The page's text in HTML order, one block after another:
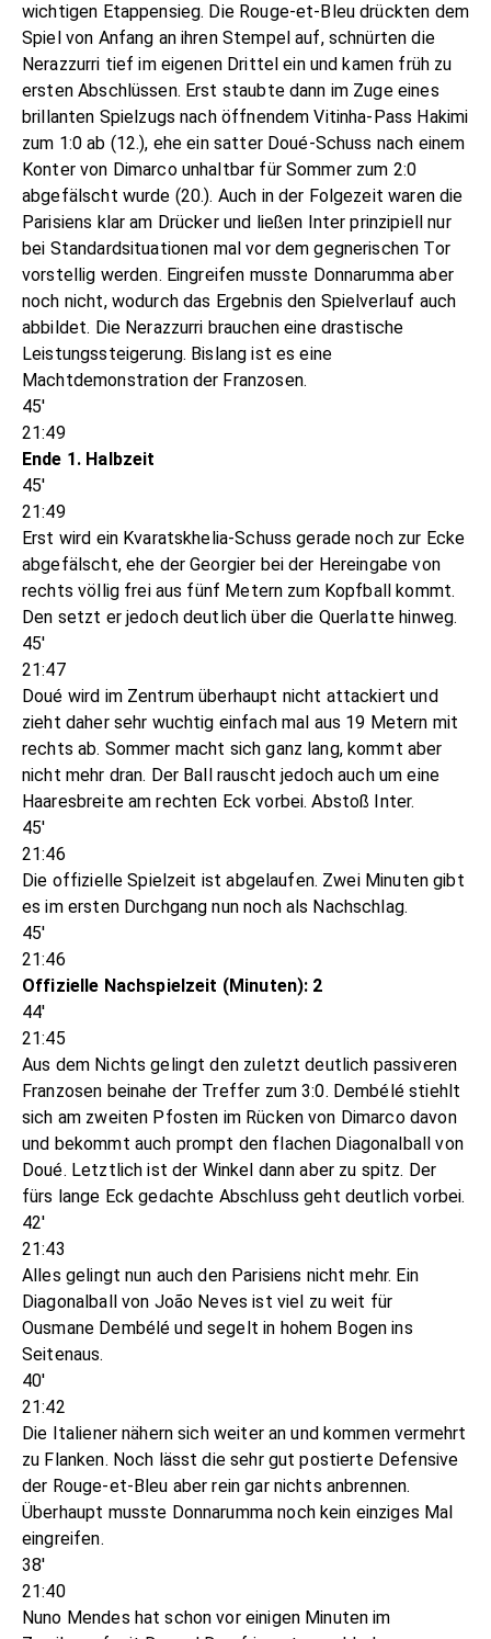
wichtigen Etappensieg. Die Rouge-et-Bleu drückten dem
Spiel von Anfang an ihren Stempel auf, schnürten die
Nerazzurri tief im eigenen Drittel ein und kamen früh zu
ersten Abschlüssen. Erst staubte dann im Zuge eines
brillanten Spielzugs nach öffnendem Vitinha-Pass Hakimi
zum 1:0 ab (12.), ehe ein satter Doué-Schuss nach einem
Konter von Dimarco unhaltbar für Sommer zum 2:0
abgefälscht wurde (20.). Auch in der Folgezeit waren die
Parisiens klar am Drücker und ließen Inter prinzipiell nur
bei Standardsituationen mal vor dem gegnerischen Tor
vorstellig werden. Eingreifen musste Donnarumma aber
noch nicht, wodurch das Ergebnis den Spielverlauf auch
abbildet. Die Nerazzurri brauchen eine drastische
Leistungssteigerung. Bislang ist es eine
Machtdemonstration der Franzosen.
45'
21:49
Ende 1. Halbzeit
45'
21:49
Erst wird ein Kvaratskhelia-Schuss gerade noch zur Ecke
abgefälscht, ehe der Georgier bei der Hereingabe von
rechts völlig frei aus fünf Metern zum Kopfball kommt.
Den setzt er jedoch deutlich über die Querlatte hinweg.
45'
21:47
Doué wird im Zentrum überhaupt nicht attackiert und
zieht daher sehr wuchtig einfach mal aus 19 Metern mit
rechts ab. Sommer macht sich ganz lang, kommt aber
nicht mehr dran. Der Ball rauscht jedoch auch um eine
Haaresbreite am rechten Eck vorbei. Abstoß Inter.
45'
21:46
Die offizielle Spielzeit ist abgelaufen. Zwei Minuten gibt
es im ersten Durchgang nun noch als Nachschlag.
45'
21:46
Offizielle Nachspielzeit (Minuten): 2
44'
21:45
Aus dem Nichts gelingt den zuletzt deutlich passiveren
Franzosen beinahe der Treffer zum 3:0. Dembélé stiehlt
sich am zweiten Pfosten im Rücken von Dimarco davon
und bekommt auch prompt den flachen Diagonalball von
Doué. Letztlich ist der Winkel dann aber zu spitz. Der
fürs lange Eck gedachte Abschluss geht deutlich vorbei.
42'
21:43
Alles gelingt nun auch den Parisiens nicht mehr. Ein
Diagonalball von João Neves ist viel zu weit für
Ousmane Dembélé und segelt in hohem Bogen ins
Seitenaus.
40'
21:42
Die Italiener nähern sich weiter an und kommen vermehrt
zu Flanken. Noch lässt die sehr gut postierte Defensive
der Rouge-et-Bleu aber rein gar nichts anbrennen.
Überhaupt musste Donnarumma noch kein einziges Mal
eingreifen.
38'
21:40
Nuno Mendes hat schon vor einigen Minuten im